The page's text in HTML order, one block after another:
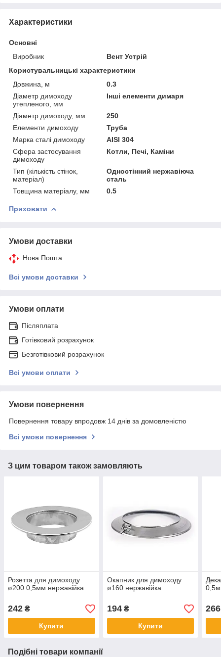
Характеристики
Основні
Виробник
Вент Устрій
Користувальницькі характеристики
Довжина, м
0.3
Діаметр димоходу
утепленого, мм
Інші елементи димаря
Діаметр димоходу, мм
250
Елементи димоходу
Труба
Марка сталі димоходу
AISI 304
Сфера застосування
димоходу
Котли, Печі, Каміни
Тип (кількість стінок,
матеріал)
Одностінний нержавіюча
сталь
Товщина матеріалу, мм
0.5
Приховати
Умови доставки
Нова Пошта
Всі умови доставки
Умови оплати
Післяплата
Готівковий розрахунок
Безготівковий розрахунок
Всі умови оплати
Умови повернення
Повернення товару впродовж 14 днів за домовленістю
Всі умови повернення
З цим товаром також замовляють
Розетта для димоходу
ø200 0,5мм нержавійка
242 ₴
Купити
Окапник для димоходу
ø160 нержавійка
194₴
Купити
266
Подібні товари компанії